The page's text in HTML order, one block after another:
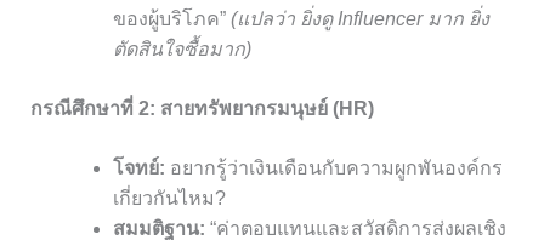
ของผู้บริโภค” (แปลว่า ยิ่งดู Influencer มาก ยิ่ง
ตัดสินใจซื้อมาก)
กรณีศึกษาที่ 2: สายทรัพยากรมนุษย์ (HR)
โจทย์: อยากรู้ว่าเงินเดือนกับความผูกพันองค์กร
เกี่ยวกันไหม?
สมมติฐาน: “ค่าตอบแทนและสวัสดิการส่งผลเชิง